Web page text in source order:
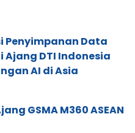
Penyimpanan Data
Ajang DTI Indonesia
AI di Asia
GSMA M360 ASEAN